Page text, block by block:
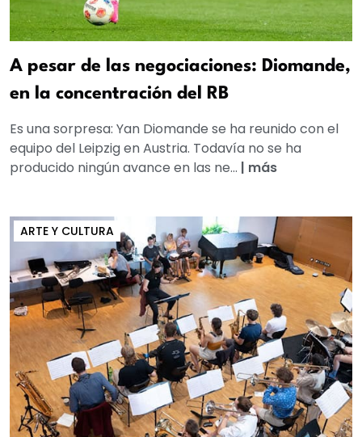
A pesar de las negociaciones: Diomande,
en la concentración del RB
Es una sorpresa: Yan Diomande se ha reunido con el
equipo del Leipzig en Austria. Todavía no se ha
producido ningún avance en las ne... | más
ARTE Y CULTURA